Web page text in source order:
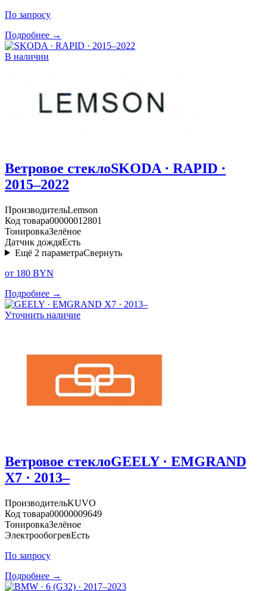
По запросу
Подробнее →
В наличии
Ветровое стеклоSKODA · RAPID ·
2015–2022
ПроизводительLemson
Код товара00000012801
ТонировкаЗелёное
Датчик дождяЕсть
Ещё 2 параметраСвернуть
от 180 BYN
Подробнее →
Уточнить наличие
Ветровое стеклоGEELY · EMGRAND
X7 · 2013–
ПроизводительKUVO
Код товара00000009649
ТонировкаЗелёное
ЭлектрообогревЕсть
По запросу
Подробнее →